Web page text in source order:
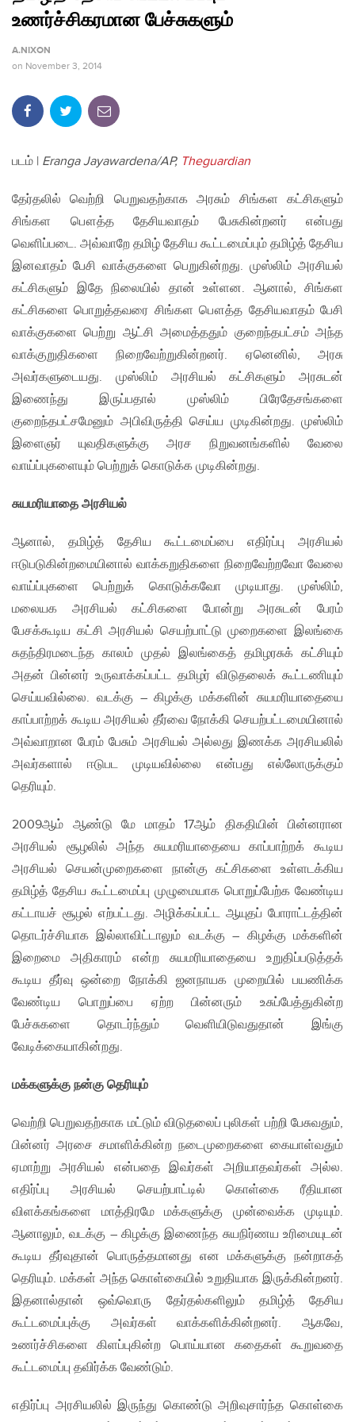
உணர்ச்சிகரமான பேச்சுகளும்
A.NIXON
on November 3, 2014
படம் | Eranga Jayawardena/AP, Theguardian
தேர்தலில் வெற்றி பெறுவதற்காக அரசும் சிங்கள கட்சிகளும்
சிங்கள பௌத்த தேசியவாதம் பேசுகின்றனர் என்பது
வெளிப்படை. அவ்வாறே தமிழ் தேசிய கூட்டமைப்பும் தமிழ்த் தேசிய
இனவாதம் பேசி வாக்குகளை பெறுகின்றது. முஸ்லிம் அரசியல்
கட்சிகளும் இதே நிலையில் தான் உள்ளன. ஆனால், சிங்கள
கட்சிகளை பொறுத்தவரை சிங்கள பௌத்த தேசியவாதம் பேசி
வாக்குகளை பெற்று ஆட்சி அமைத்ததும் குறைந்தபட்சம் அந்த
வாக்குறுதிகளை நிறைவேற்றுகின்றனர். ஏனெனில், அரசு
அவர்களுடையது. முஸ்லிம் அரசியல் கட்சிகளும் அரசுடன்
இணைந்து இருப்பதால் முஸ்லிம் பிரேதேசங்களை
குறைந்தபட்சமேனும் அபிவிருத்தி செய்ய முடிகின்றது. முஸ்லிம்
இளைஞர் யுவதிகளுக்கு அரச நிறுவனங்களில் வேலை
வாய்ப்புகளையும் பெற்றுக் கொடுக்க முடிகின்றது.
சுயமரியாதை அரசியல்
ஆனால், தமிழ்த் தேசிய கூட்டமைப்பை எதிர்ப்பு அரசியல்
ஈடுபடுகின்றமையினால் வாக்கறுதிகளை நிறைவேற்றவோ வேலை
வாய்ப்புகளை பெற்றுக் கொடுக்கவோ முடியாது. முஸ்லிம்,
மலையக அரசியல் கட்சிகளை போன்று அரசுடன் பேரம்
பேசக்கூடிய கட்சி அரசியல் செயற்பாட்டு முறைகளை இலங்கை
சுதந்திரமடைந்த காலம் முதல் இலங்கைத் தமிழரசுக் கட்சியும்
அதன் பின்னர் உருவாக்கப்பட்ட தமிழர் விடுதலைக் கூட்டணியும்
செய்யவில்லை. வடக்கு – கிழக்கு மக்களின் சுயமரியாதையை
காப்பாற்றக் கூடிய அரசியல் தீர்வை நோக்கி செயற்பட்டமையினால்
அவ்வாறான பேரம் பேசும் அரசியல் அல்லது இணக்க அரசியலில்
அவர்களால் ஈடுபட முடியவில்லை என்பது எல்லோருக்கும்
தெரியும்.
2009ஆம் ஆண்டு மே மாதம் 17ஆம் திகதியின் பின்னரான
அரசியல் சூழலில் அந்த சுயமரியாதையை காப்பாற்றக் கூடிய
அரசியல் செயன்முறைகளை நான்கு கட்சிகளை உள்ளடக்கிய
தமிழ்த் தேசிய கூட்டமைப்பு முழுமையாக பொறுப்பேற்க வேண்டிய
கட்டாயச் சூழல் எற்பட்டது. அழிக்கப்பட்ட ஆயுதப் போராட்டத்தின்
தொடர்ச்சியாக இல்லாவிட்டாலும் வடக்கு – கிழக்கு மக்களின்
இறைமை அதிகாரம் என்ற சுயமரியாதையை உறுதிப்படுத்தக்
கூடிய தீர்வு ஒன்றை நோக்கி ஜனநாயக முறையில் பயணிக்க
வேண்டிய பொறுப்பை ஏற்ற பின்னரும் உசுப்பேத்துகின்ற
பேச்சுகளை தொடர்ந்தும் வெளியிடுவதுதான் இங்கு
வேடிக்கையாகின்றது.
மக்களுக்கு நன்கு தெரியும்
வெற்றி பெறுவதற்காக மட்டும் விடுதலைப் புலிகள் பற்றி பேசுவதும்,
பின்னர் அரசை சமாளிக்கின்ற நடைமுறைகளை கையாள்வதும்
ஏமாற்று அரசியல் என்பதை இவர்கள் அறியாதவர்கள் அல்ல.
எதிர்ப்பு அரசியல் செயற்பாட்டில் கொள்கை ரீதியான
விளக்கங்களை மாத்திரமே மக்களுக்கு முன்வைக்க முடியும்.
ஆனாலும், வடக்கு – கிழக்கு இணைந்த சுயநிர்ணய உரிமையுடன்
கூடிய தீர்வுதான் பொருத்தமானது என மக்களுக்கு நன்றாகத்
தெரியும். மக்கள் அந்த கொள்கையில் உறுதியாக இருக்கின்றனர்.
இதனால்தான் ஒவ்வொரு தேர்தல்களிலும் தமிழ்த் தேசிய
கூட்டமைப்புக்கு அவர்கள் வாக்களிக்கின்றனர். ஆகவே,
உணர்ச்சிகளை கிளப்புகின்ற பொய்யான கதைகள் கூறுவதை
கூட்டமைப்பு தவிர்க்க வேண்டும்.
எதிர்ப்பு அரசியலில் இருந்து கொண்டு அறிவுசார்ந்த கொள்கை